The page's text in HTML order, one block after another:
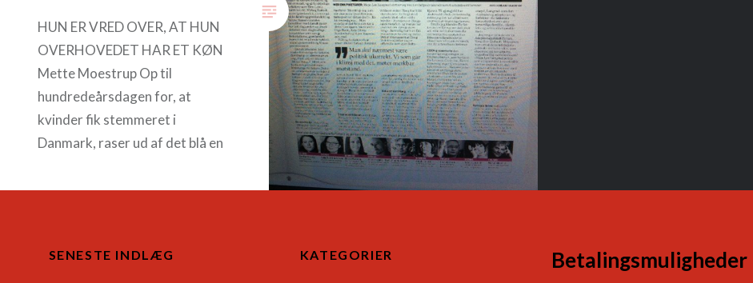
HUN ER VRED OVER, AT HUN
OVERHOVEDET HAR ET KØN
Mette Moestrup Op til
hundredeårsdagen for, at
kvinder fik stemmeret i
Danmark, raser ud af det blå en
SENESTE INDLÆG KATEGORIER Betalingsmuligheder